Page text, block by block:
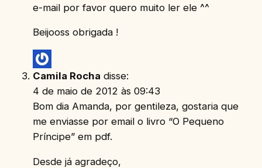
e-mail por favor quero muito ler ele ^^
Beijooss obrigada !
Camila Rocha disse:
4 de maio de 2012 às 09:43
Bom dia Amanda, por gentileza, gostaria que
me enviasse por email o livro “O Pequeno
Príncipe” em pdf.
Desde já agradeço,